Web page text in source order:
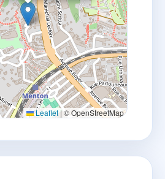
Leaflet | © OpenStreetMap